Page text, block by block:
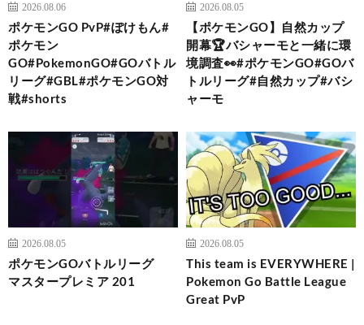
2026.08.06
ポケモンGO PvP#ぽけもん#
ポケモン
GO#PokemonGO#GOバトル
リーグ#GBL#ポケモンGO対
戦#shorts
2026.08.05
【ポケモンGO】自然カップ
開幕🏆バシャーモと一緒に環
境調査👀#ポケモンGO#GOバ
トルリーグ#自然カップ#バシ
ャーモ
2026.08.05
ポケモンGOバトルリーグ
マスタープレミア 201
2026.08.05
This team is EVERYWHERE |
Pokemon Go Battle League
Great PvP